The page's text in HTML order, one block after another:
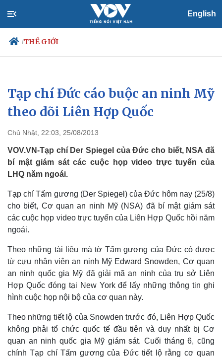
English
/THẾ GIỚI
Chính trị
Đảng
Tổ chức nhân sự
Nhận diện sự thật
Xã hội
Tin 24h
Dự báo thời tiết
Việc làm
Biển đảo
Tạp chí Đức cáo buộc an ninh Mỹ
theo dõi Liên Hợp Quốc
Chủ Nhật, 22:03, 25/08/2013
VOV.VN-Tạp chí Der Spiegel của Đức cho biết, NSA đã
bí mật giám sát các cuộc họp video trực tuyến của
LHQ năm ngoái.
Tạp chí Tấm gương (Der Spiegel) của Đức hôm nay (25/8)
cho biết, Cơ quan an ninh Mỹ (NSA) đã bí mật giám sát
các cuộc họp video trực tuyến của Liên Hợp Quốc hồi năm
ngoái.
Theo những tài liệu mà tờ Tấm gương của Đức có được
từ cựu nhân viên an ninh Mỹ Edward Snowden, Cơ quan
an ninh quốc gia Mỹ đã giải mã an ninh của trụ sở Liên
Hợp Quốc đóng tại New York để lấy những thông tin ghi
hình cuộc họp nội bộ của cơ quan này.
Theo những tiết lộ của Snowden trước đó, Liên Hợp Quốc
không phải tổ chức quốc tế đầu tiên và duy nhất bị Cơ
quan an ninh quốc gia Mỹ giám sát. Cuối tháng 6, cũng
chính Tạp chí Tấm gương của Đức tiết lộ rằng cơ quan